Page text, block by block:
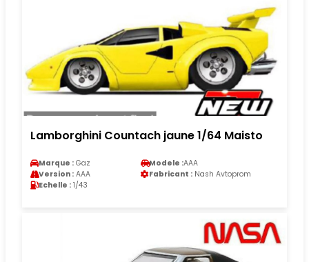
Lamborghini Countach jaune 1/64 Maisto
Marque : Gaz Modele :AAA
Version : AAA Fabricant : Nash Avtoprom
Echelle : 1/43